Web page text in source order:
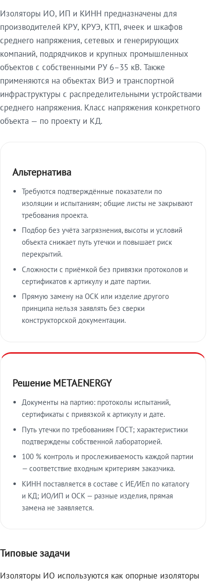
Изоляторы ИО, ИП и КИНН предназначены для
производителей КРУ, КРУЭ, КТП, ячеек и шкафов
среднего напряжения, сетевых и генерирующих
компаний, подрядчиков и крупных промышленных
объектов с собственными РУ 6–35 кВ. Также
применяются на объектах ВИЭ и транспортной
инфраструктуры с распределительными устройствами
среднего напряжения. Класс напряжения конкретного
объекта — по проекту и КД.
Альтернатива
Требуются подтверждённые показатели по
изоляции и испытаниям; общие листы не закрывают
требования проекта.
Подбор без учёта загрязнения, высоты и условий
объекта снижает путь утечки и повышает риск
перекрытий.
Сложности с приёмкой без привязки протоколов и
сертификатов к артикулу и дате партии.
Прямую замену на ОСК или изделие другого
принципа нельзя заявлять без сверки
конструкторской документации.
Решение METAENERGY
Документы на партию: протоколы испытаний,
сертификаты с привязкой к артикулу и дате.
Путь утечки по требованиям ГОСТ; характеристики
подтверждены собственной лабораторией.
100 % контроль и прослеживаемость каждой партии
— соответствие входным критериям заказчика.
КИНН поставляется в составе с ИЕ/ИЕп по каталогу
и КД; ИО/ИП и ОСК — разные изделия, прямая
замена не заявляется.
Типовые задачи
Изоляторы ИО используются как опорные изоляторы